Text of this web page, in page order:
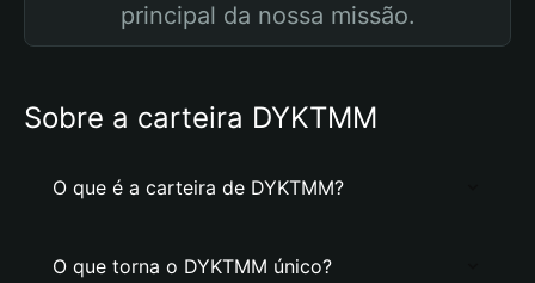
principal da nossa missão.
Sobre a carteira DYKTMM
O que é a carteira de DYKTMM?
O que torna o DYKTMM único?